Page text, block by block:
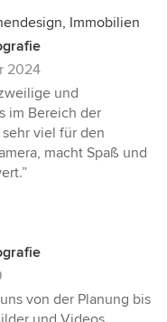
Immobilien
2024
und
im Bereich der
viel für den
macht Spaß und
von der Planung bis